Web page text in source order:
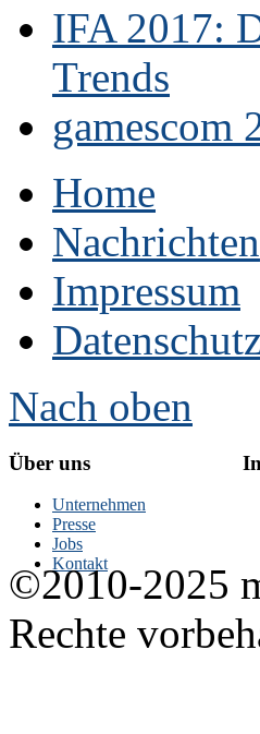
IFA 2017:
Trends
gamescom
Home
Nachrichten
Impressum
Nach oben
Über uns
Unternehmen
Presse
Jobs
Kontakt
©2010-2025
Rechte